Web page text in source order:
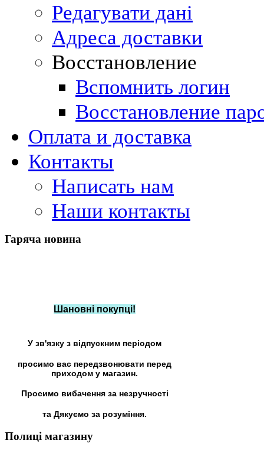
Редагувати дані
Адреса доставки
Восстановление
Вспомнить логин
Восстановление
Оплата и доставка
Контакты
Написать нам
Наши контакты
Гаряча новина
Шановні покупці!
У зв'язку з відпускним періодом
просимо вас передзвонювати перед
приходом у магазин.
Просимо вибачення за незручності
та Дякуємо за розуміння.
Полиці магазину